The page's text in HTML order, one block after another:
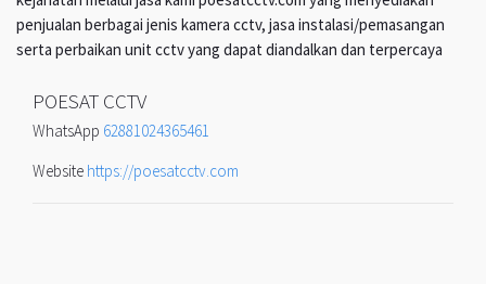
penjualan berbagai jenis kamera cctv, jasa instalasi/pemasangan
serta perbaikan unit cctv yang dapat diandalkan dan terpercaya
POESAT CCTV
WhatsApp 62881024365461
Website https://poesatcctv.com